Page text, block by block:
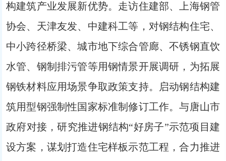
构建筑产业发展新优势。走访住建部、上海钢管
协会、天津友发、中建科工等，对钢结构住宅、
中小跨径桥梁、城市地下综合管廊、不锈钢直饮
水管、钢制排污管等用钢情景开展调研，为拓展
钢铁材料应用场景争取政策支持。启动钢结构建
筑用型钢强制性国家标准制修订工作。与唐山市
政府对接，研究推进钢结构“好房子”示范项目建
设方案，谋划打造住宅样板示范工程，合力推进